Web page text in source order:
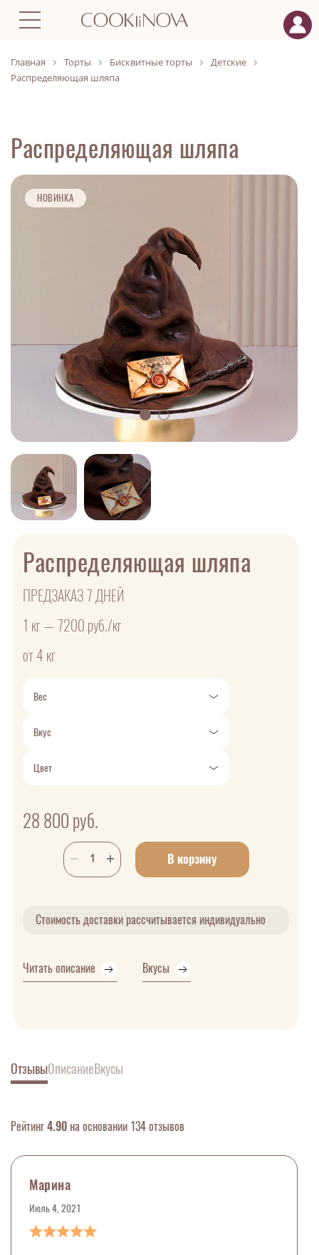
Главная Торты Бисквитные торты
Детские
Распределяющая шляпа
Распределяющая шляпа
НОВИНКА
Распределяющая шляпа
ПРЕДЗАКАЗ 7 ДНЕЙ
1 кг — 7200 руб./кг
от 4 кг
Вес
Вкус
Цвет
28 800 руб.
В корзину
Стоимость доставки рассчитывается индивидуально
Читать описание Вкусы
ОтзывыОписаниеВкусы
Рейтинг4.90 на основании 134 отзывов
Марина
Июль 4, 2021